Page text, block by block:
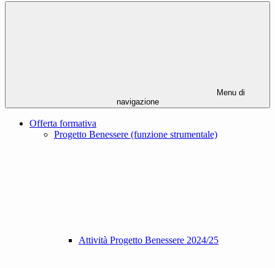
Menu di
navigazione
Offerta formativa
Progetto Benessere (funzione strumentale)
Attività Progetto Benessere 2024/25